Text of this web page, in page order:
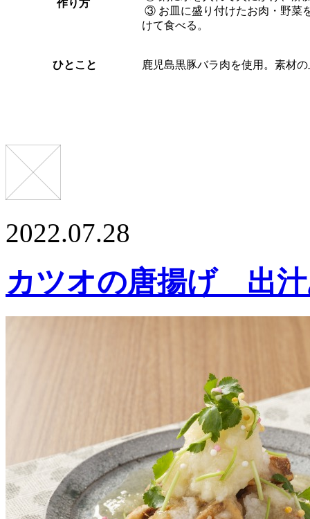
作り方
③ お皿に盛り付けたお肉・野菜
けて食べる。
ひとこと 鹿児島黒豚バラ肉を使用。素材
2022.07.28
カツオの唐揚げ 出